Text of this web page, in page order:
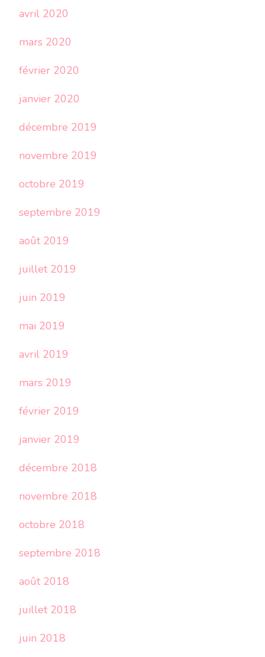
avril 2020
mars 2020
février 2020
janvier 2020
décembre 2019
novembre 2019
octobre 2019
septembre 2019
août 2019
juillet 2019
juin 2019
mai 2019
avril 2019
mars 2019
février 2019
janvier 2019
décembre 2018
novembre 2018
octobre 2018
septembre 2018
août 2018
juillet 2018
juin 2018